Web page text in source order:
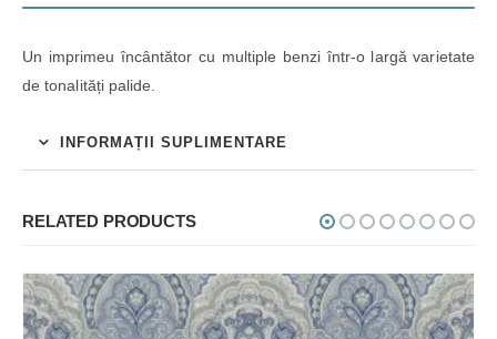
Un imprimeu încântător cu multiple benzi într-o largă varietate
de tonalități palide.
INFORMAȚII SUPLIMENTARE
RELATED PRODUCTS